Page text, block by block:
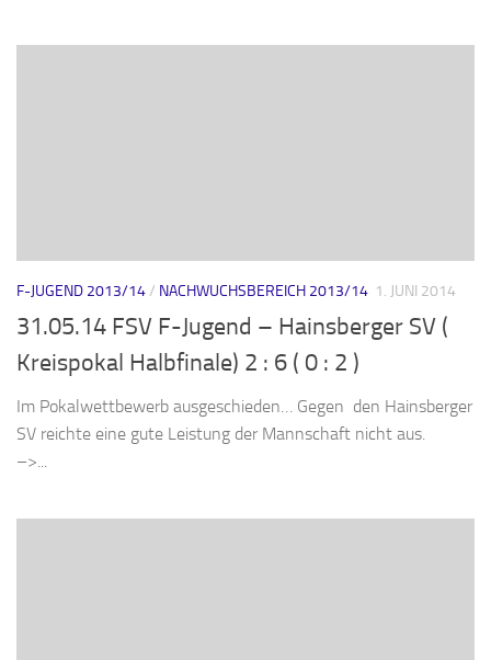
F-JUGEND 2013/14/ NACHWUCHSBEREICH 2013/14 1. JUNI 2014
31.05.14 FSV F-Jugend – Hainsberger SV (
Kreispokal Halbfinale) 2 : 6 ( 0 : 2 )
Im Pokalwettbewerb ausgeschieden… Gegen den Hainsberger
SV reichte eine gute Leistung der Mannschaft nicht aus.
–>...